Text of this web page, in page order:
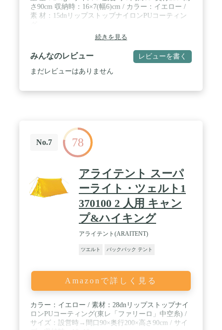
さ90cm 収納時：16×7(幅6)cm / カラー：イエロー /
素 材：15dnリップストップナイロンPUコーティン
続きを見る
みんなのレビュー レビューを書く
まだレビューはありません
No.7 78
アライテント スーパ
ーライト・ツェルト1
370100 2 人用 キャン
プ&ハイキング
アライテント(ARAITENT)
ツエルト バックパック テント
Amazonで詳しく見る
カラー：イエロー / 素材：28dnリップストップナイ
ロンPUコーティング(東レ「ファリーロ」中空糸) /
サイズ：設営時→間口90×奥行200×高さ90cm / サイ